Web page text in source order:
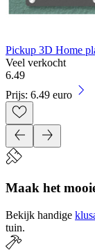
Pickup 3D Home
Veel verkocht
6.49
Prijs: 6.49 euro
Maak het
Bekijk handige
tuin.